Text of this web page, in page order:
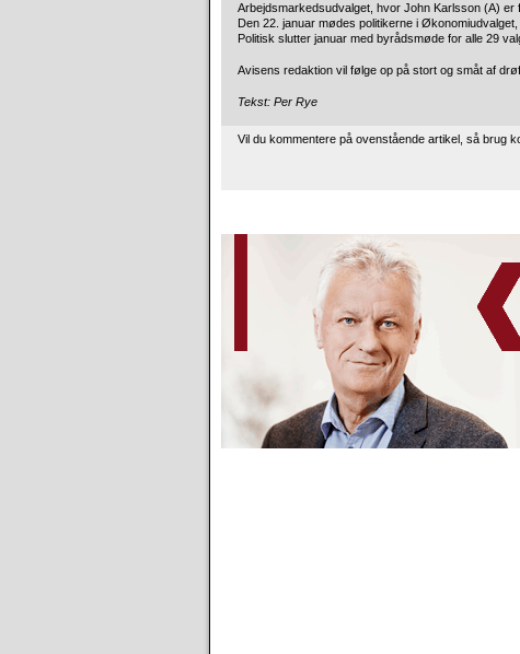
Arbejdsmarkedsudvalget, hvor John Karlsson (A) er
Den 22. januar mødes politikerne i
Politisk slutter januar med byrådsmøde for alle 29
Avisens redaktion vil følge op på stort og småt af
Tekst: Per Rye
Vil du kommentere på ovenstående artikel, så brug